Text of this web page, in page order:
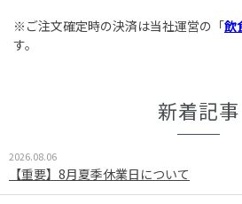
※ご注文確定時の決済は当社運営の「飲
す。
新着記事
2026.08.06
【重要】8月夏季休業日について